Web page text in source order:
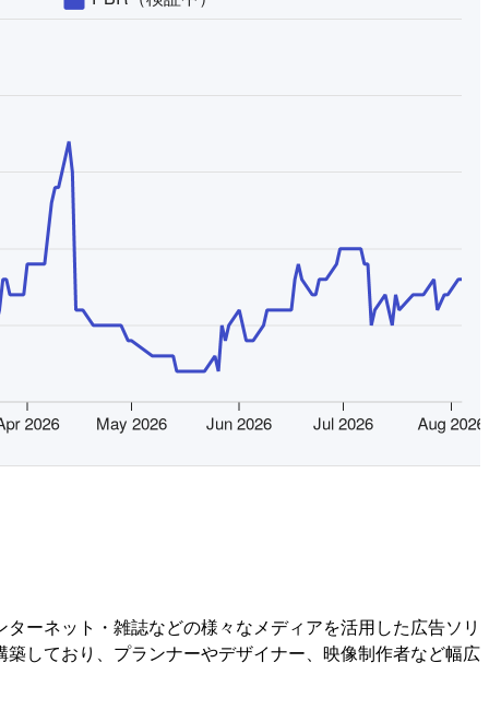
ーネット・雑誌などの様々なメディアを活用した広告ソリ
しており、プランナーやデザイナー、映像制作者など幅広